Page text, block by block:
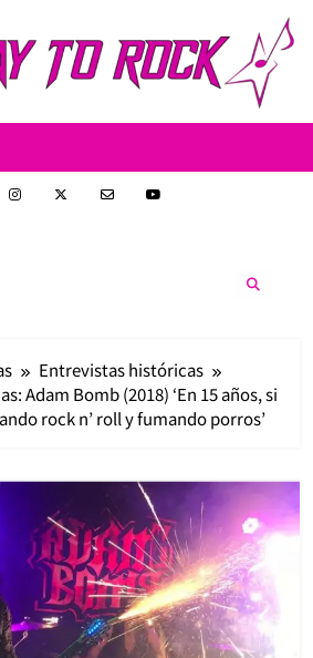
ofrecer contenido original, profundo y sin
Entrevistas históricas
Adam Bomb (2018) ‘En 15 años, si
rock n’ roll y fumando porros’